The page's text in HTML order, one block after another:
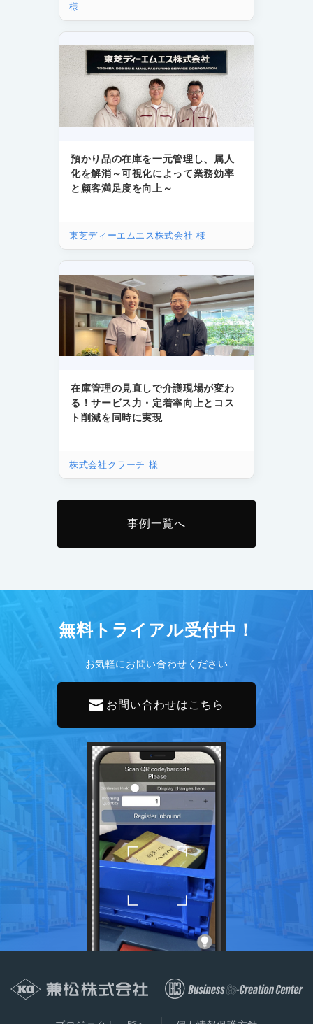
様
預かり品の在庫を一元管理し、属人
化を解消～可視化によって業務効率
と顧客満足度を向上～
東芝ディーエムエス株式会社 様
在庫管理の見直しで介護現場が変わ
る！サービス力・定着率向上とコス
ト削減を同時に実現
株式会社クラーチ 様
事例一覧へ
無料トライアル受付中！
お気軽にお問い合わせください
お問い合わせはこちら